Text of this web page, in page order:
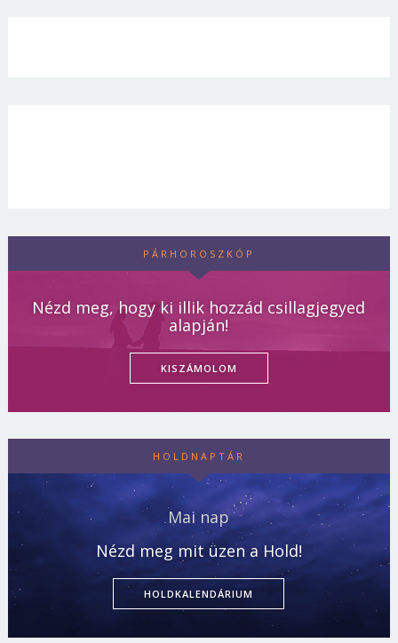
PÁRHOROSZKÓP
Nézd meg, hogy ki illik hozzád csillagjegyed
alapján!
KISZÁMOLOM
HOLDNAPTÁR
Mai nap
Nézd meg mit üzen a Hold!
HOLDKALENDÁRIUM